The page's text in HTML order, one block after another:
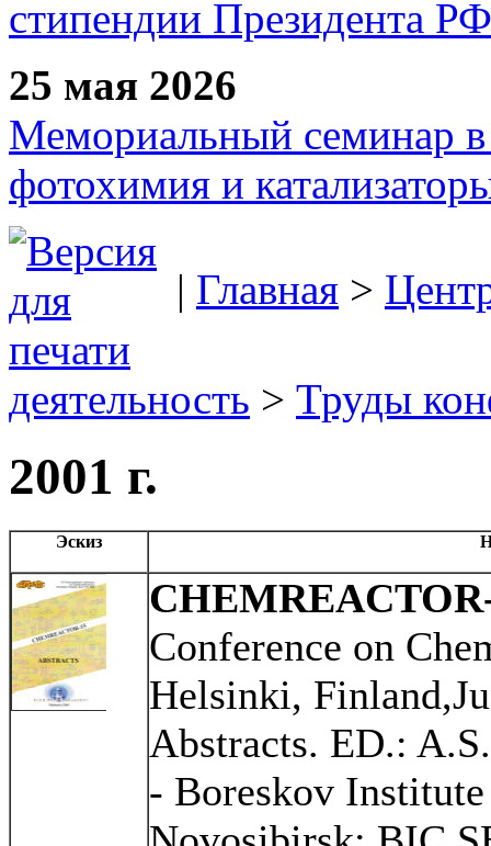
стипендии Президента РФ
25 мая 2026
Мемориальный семинар в
фотохимия и
| Главная >
деятельность > Труды
2001 г.
Эскиз
Conference on
Helsinki,
Abstracts. ED.:
- Boreskov